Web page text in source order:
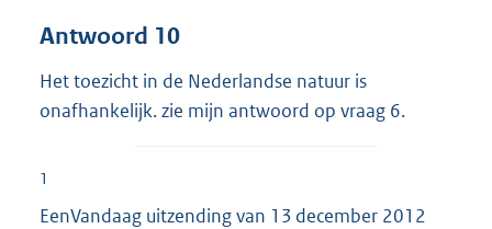
Antwoord 10
Het toezicht in de Nederlandse natuur is
onafhankelijk. zie mijn antwoord op vraag 6.
1
EenVandaag uitzending van 13 december 2012